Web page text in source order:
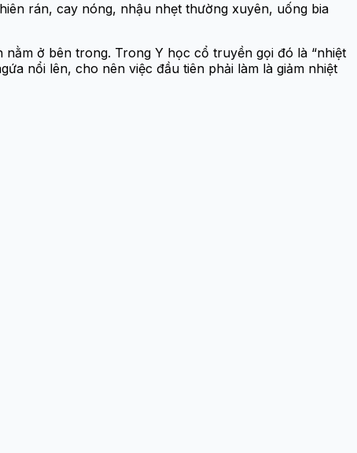
rán, cay nóng, nhậu nhẹt thường xuyên, uống bia
ở bên trong. Trong Y học cổ truyền gọi đó là “nhiệt
nổi lên, cho nên việc đầu tiên phải làm là giảm nhiệt